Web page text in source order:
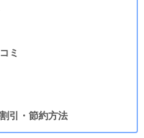
ミ
引・節約方法